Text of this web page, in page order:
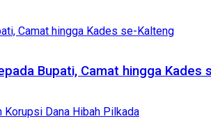
Bupati, Camat hingga Kades